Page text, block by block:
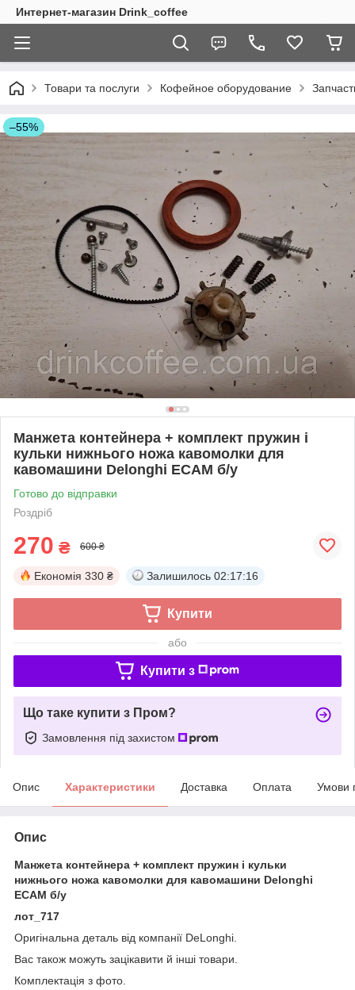
Интернет-магазин Drink_coffee
Товари та послуги Кофейное оборудование
–55%
Манжета контейнера + комплект пружин і
кульки нижнього ножа кавомолки для
кавомашини Delonghi ECAM б/у
Готово до відправки
Роздріб
270 ₴ 600 ₴
Економія 330 ₴ Залишилось 02:17:15
Купити
або
Купити з
Що таке купити з Пром?
Замовлення під захистом
Опис Характеристики Доставка Оплата Умови
Опис
Манжета контейнера + комплект пружин і кульки
нижнього ножа кавомолки для кавомашини Delonghi
ECAM б/у
лот_717
Оригінальна деталь від компанії DeLonghi.
Вас також можуть зацікавити й інші товари.
Комплектація з фото.